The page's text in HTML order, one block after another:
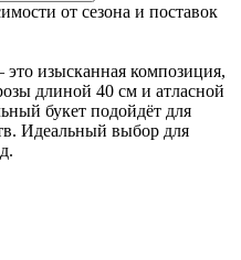
от сезона и поставок
изысканная композиция,
длиной 40 см и атласной
букет подойдёт для
Идеальный выбор для